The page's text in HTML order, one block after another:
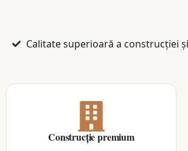
Calitate superioară a construcției
Construcție premium